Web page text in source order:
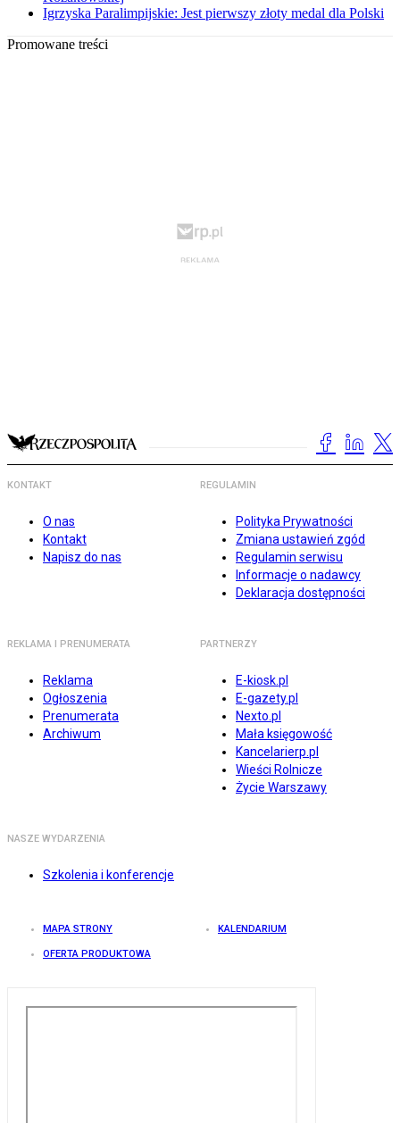
Igrzyska Paralimpijskie: Jest pierwszy złoty medal dla Polski
Promowane treści
KONTAKT
O nas
Kontakt
Napisz do nas
REGULAMIN
Polityka Prywatności
Zmiana ustawień zgód
Regulamin serwisu
Informacje o nadawcy
Deklaracja dostępności
REKLAMA I PRENUMERATA
Reklama
Ogłoszenia
Prenumerata
Archiwum
PARTNERZY
E-kiosk.pl
E-gazety.pl
Nexto.pl
Mała księgowość
Kancelarierp.pl
Wieści Rolnicze
Życie Warszawy
NASZE WYDARZENIA
Szkolenia i konferencje
MAPA STRONY KALENDARIUM
OFERTA PRODUKTOWA